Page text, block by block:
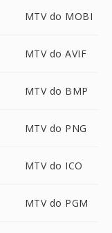
MTV do MOBI
MTV do AVIF
MTV do BMP
MTV do PNG
MTV do ICO
MTV do PGM